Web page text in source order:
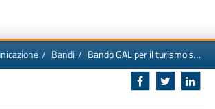
Bandi Bando GAL per il turismo sostenibile - SCADUTO